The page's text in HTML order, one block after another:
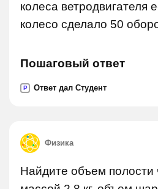
колеса ветродвигателя
колесо сделало 50
Пошаговый ответ
P Ответ дал Студент
Физика
Найдите объем полости